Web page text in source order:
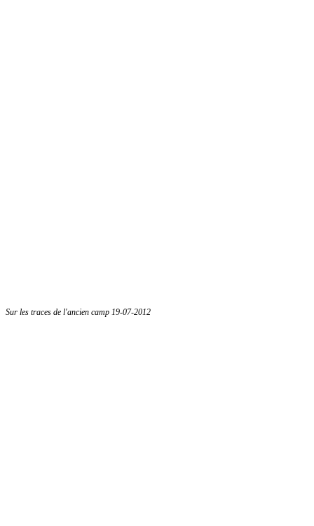
Sur les traces de l'ancien camp 19-07-2012